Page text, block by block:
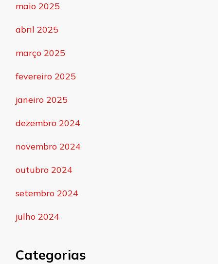
maio 2025
abril 2025
março 2025
fevereiro 2025
janeiro 2025
dezembro 2024
novembro 2024
outubro 2024
setembro 2024
julho 2024
Categorias